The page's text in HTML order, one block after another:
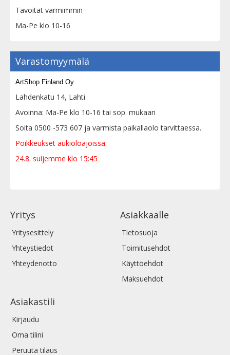
Tavoitat varmimmin
Ma-Pe klo 10-16
Varastomyymälä
ArtShop Finland Oy
Lahdenkatu 14, Lahti
Avoinna: Ma-Pe klo 10-16 tai sop. mukaan
Soita 0500 -573 607 ja varmista paikallaolo tarvittaessa.
Poikkeukset aukioloajoissa:
24.8. suljemme klo 15:45
Yritys
Yritysesittely
Yhteystiedot
Yhteydenotto
Asiakkaalle
Tietosuoja
Toimitusehdot
Käyttöehdot
Maksuehdot
Asiakastili
Kirjaudu
Oma tilini
Peruuta tilaus